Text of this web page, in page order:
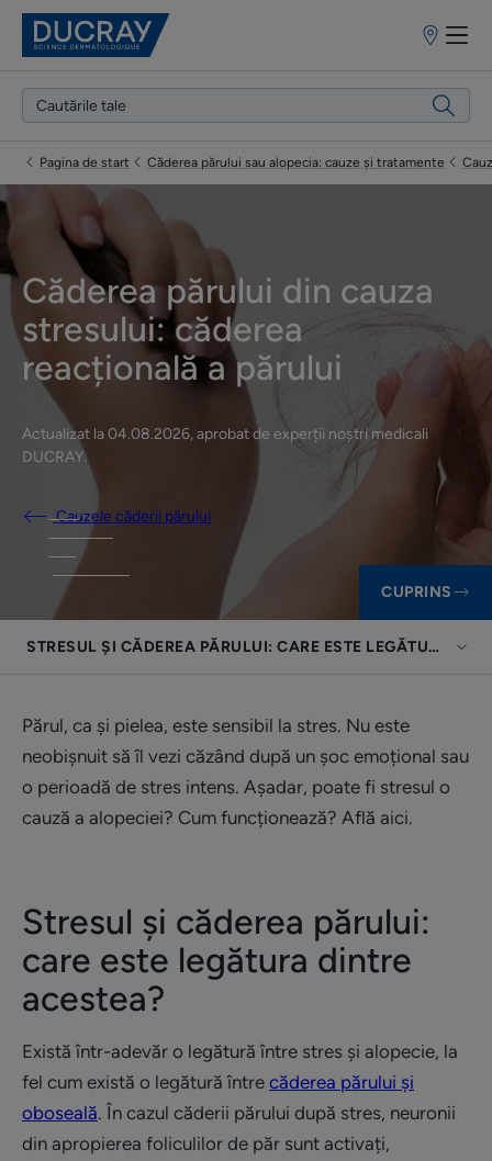
Puncte
vânzare
Pagina de start Căderea părului sau alopecia: cauze și tratamente
Căderea părului din cauza
stresului: căderea
reacțională a părului
Actualizat la04.08.2026, aprobat de experții noștri medicali
DUCRAY.
Cauzele căderii părului
CUPRINS
STRESUL ȘI CĂDEREA PĂRULUI: CARE ESTE LEGĂTURA
Părul, ca și pielea, este sensibil la stres. Nu este
neobișnuit să îl vezi căzând după un șoc emoțional sau
o perioadă de stres intens. Așadar, poate fi stresul o
cauză a alopeciei? Cum funcționează? Află aici.
Stresul și căderea părului:
care este legătura dintre
acestea?
Există într-adevăr o legătură între stres și alopecie, la
fel cum există o legătură între căderea părului și
oboseală. În cazul căderii părului după stres, neuronii
din apropierea foliculilor de păr sunt activați,